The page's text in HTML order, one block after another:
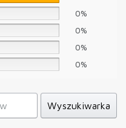
0%
0%
0%
0%
Wyszukiwarka